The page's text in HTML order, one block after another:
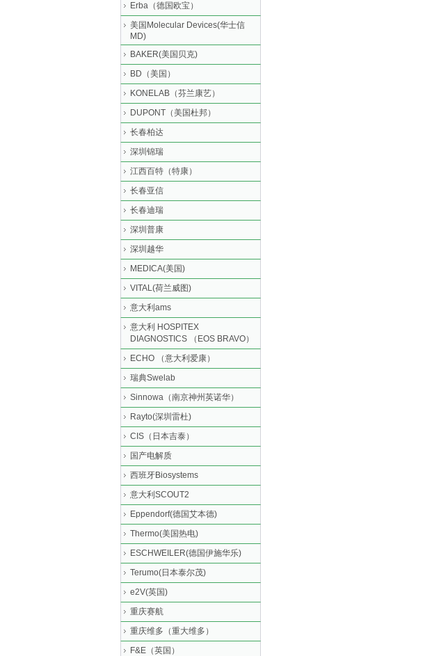
Erba（德国欧宝）
美国Molecular Devices(华士信
MD)
BAKER(美国贝克)
BD（美国）
KONELAB（芬兰康艺）
DUPONT（美国杜邦）
长春柏达
深圳锦瑞
江西百特（特康）
长春亚信
长春迪瑞
深圳普康
深圳越华
MEDICA(美国)
VITAL(荷兰威图)
意大利ams
意大利 HOSPITEX
DIAGNOSTICS （EOS BRAVO）
ECHO （意大利爱康）
瑞典Swelab
Sinnowa（南京神州英诺华）
Rayto(深圳雷杜)
CIS（日本吉泰）
国产电解质
西班牙Biosystems
意大利SCOUT2
Eppendorf(德国艾本德)
Thermo(美国热电)
ESCHWEILER(德国伊施华乐)
Terumo(日本泰尔茂)
e2V(英国)
重庆赛航
重庆维多（重大维多）
F&E（英国）